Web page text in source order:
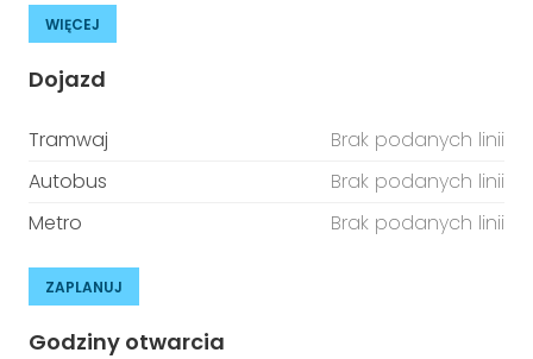
WIĘCEJ
Dojazd
Tramwaj
Brak podanych linii
Autobus
Brak podanych linii
Metro
Brak podanych linii
ZAPLANUJ
Godziny otwarcia